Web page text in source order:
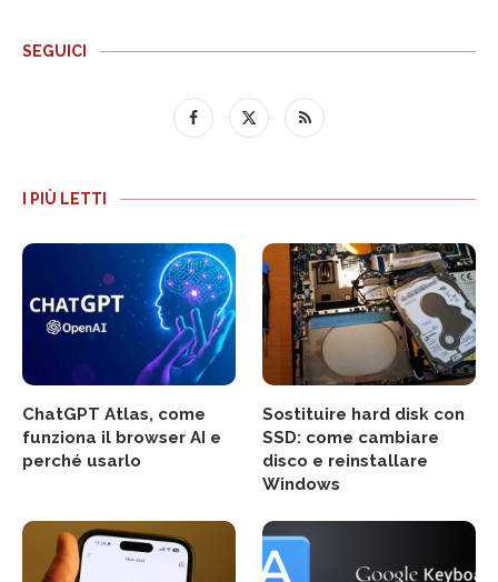
SEGUICI
I PIÙ LETTI
ChatGPT Atlas, come
funziona il browser AI e
perché usarlo
Sostituire hard disk con
SSD: come cambiare
disco e reinstallare
Windows